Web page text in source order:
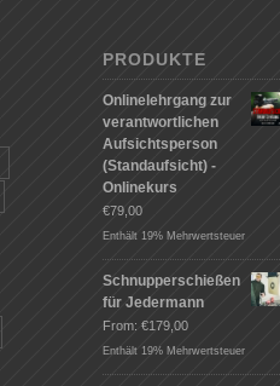
PRODUKTE
Onlinelehrgang zur
verantwortlichen
Aufsichtsperson
(Standaufsicht) -
Onlinekurs
€79,00
Enthält 19% Mehrwertsteuer
Schnupperschießen
für Jedermann
From:€179,00
Enthält 19% Mehrwertsteuer